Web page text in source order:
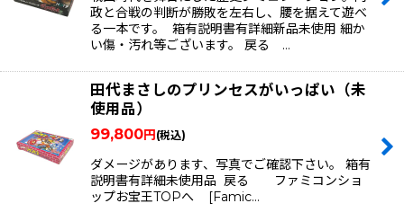
政と合戦の判断が勝敗を左右し、腰を据えて遊べ
る一本です。 箱有説明書有詳細新品未使用 細か
い傷・汚れ等ございます。 戻る …
田代まさしのプリンセスがいっぱい（未
使用品）
99,800円 (税込)
ダメージがあります、写真でご確認下さい。 箱有
説明書有詳細未使用品 戻る ファミコンショ
ップお宝王TOPへ [Famic…